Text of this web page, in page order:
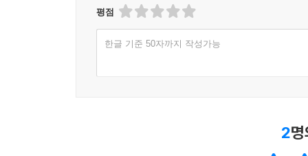
평점
한글 기준 50자까지 작성가능
2